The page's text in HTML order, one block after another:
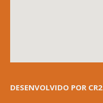
DESENVOLVIDO POR CR2